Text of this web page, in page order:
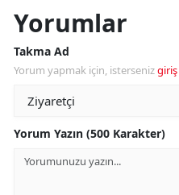
Yorumlar
Takma Ad
Yorum yapmak için, istersenizgiriş
Yorum Yazın (500 Karakter)